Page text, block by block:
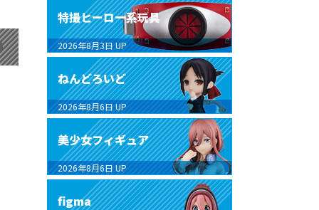
特撮ヒーロー系玩具
2026年8月3日 UP
ねんどろいど
2026年8月6日 UP
美少女フィギュア
2026年8月6日 UP
figma